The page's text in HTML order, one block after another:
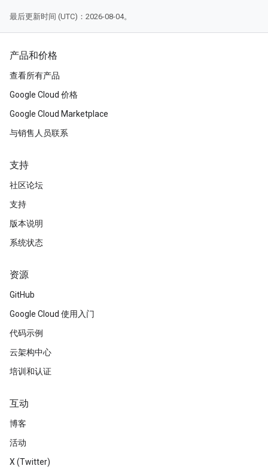
最后更新时间 (UTC)：2026-08-04。
产品和价格
查看所有产品
Google Cloud 价格
Google Cloud Marketplace
与销售人员联系
支持
社区论坛
支持
版本说明
系统状态
资源
GitHub
Google Cloud 使用入门
代码示例
云架构中心
培训和认证
互动
博客
活动
X (Twitter)